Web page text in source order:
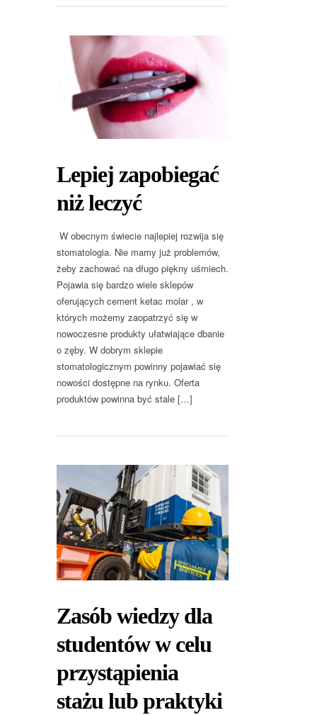
Lepiej zapobiegać
niż leczyć
W obecnym świecie najlepiej rozwija się
stomatologia. Nie mamy już problemów,
żeby zachować na długo piękny uśmiech.
Pojawia się bardzo wiele sklepów
oferujących cement ketac molar , w
których możemy zaopatrzyć się w
nowoczesne produkty ułatwiające dbanie
o zęby. W dobrym sklepie
stomatologicznym powinny pojawiać się
nowości dostępne na rynku. Oferta
produktów powinna być stale […]
Zasób wiedzy dla
studentów w celu
przystąpienia
stażu lub praktyki